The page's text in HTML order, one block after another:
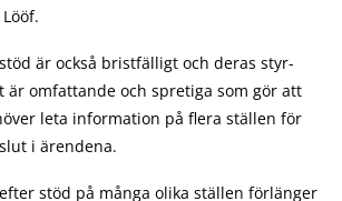
är också bristfälligt och deras styr-
är omfattande och spretiga som gör att
leta information på flera ställen för
i ärendena.
stöd på många olika ställen förlänger